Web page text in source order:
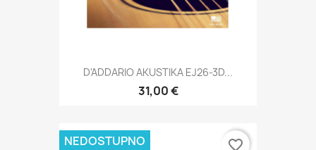
D'ADDARIO AKUSTIKA EJ26-3D...
31,00 €
NEDOSTUPNO favorite_border